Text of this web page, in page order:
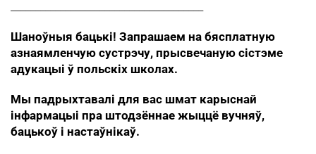
Шаноўныя бацькі! Запрашаем на бясплатную
азнаямленчую сустрэчу, прысвечаную сістэме
адукацыі ў польскіх школах.
Мы падрыхтавалі для вас шмат карыснай
інфармацыі пра штодзённае жыццё вучняў,
бацькоў і настаўнікаў.